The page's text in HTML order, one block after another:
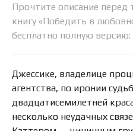
Прочтите описание перед
книгу «Победить в
бесплатно полную версию:
Джессике, владелице
агентства, по иронии
двадцатисемилетней
несколько неудачных